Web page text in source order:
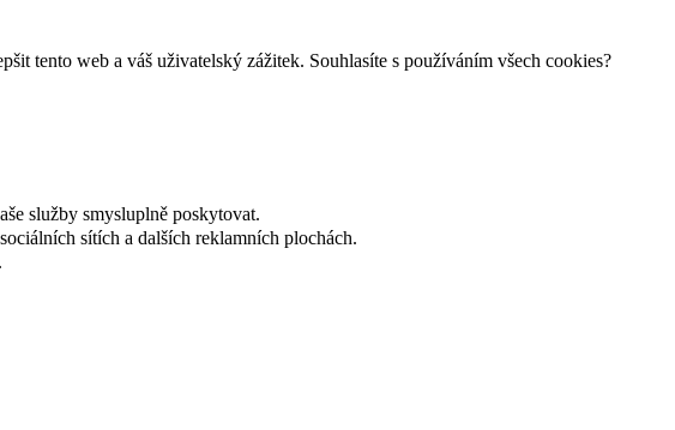
tento web a váš uživatelský zážitek. Souhlasíte s používáním všech cookies?
služby smysluplně poskytovat.
sítích a dalších reklamních plochách.